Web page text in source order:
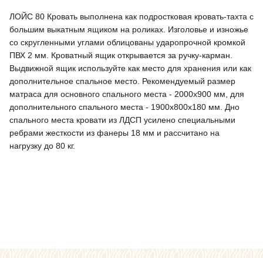
ЛОЙС 80 Кровать выполнена как подростковая кровать-тахта с
большим выкатным ящиком на роликах. Изголовье и изножье
со скругленными углами облицованы ударопрочной кромкой
ПВХ 2 мм. Кроватный ящик открывается за ручку-карман.
Выдвижной ящик используйте как место для хранения или как
дополнительное спальное место. Рекомендуемый размер
матраса для основного спального места - 2000х900 мм, для
дополнительного спального места - 1900х800х180 мм. Дно
спального места кровати из ЛДСП усилено специальными
ребрами жесткости из фанеры 18 мм и рассчитано на
нагрузку до 80 кг.